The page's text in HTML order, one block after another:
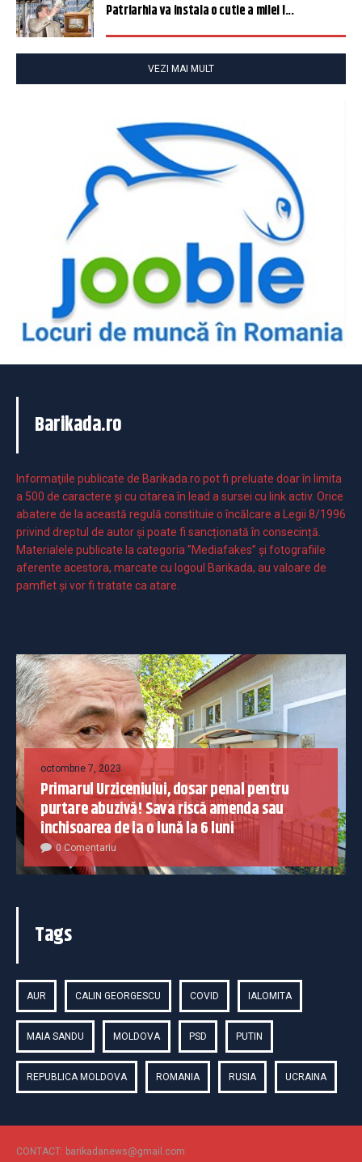
Patriarhia va instala o cutie a milei î...
VEZI MAI MULT
Barikada.ro
Informaţiile publicate de Barikada.ro pot fi preluate doar în limita
a 500 de caractere şi cu citarea în lead a sursei cu link activ. Orice
abatere de la această regulă constituie o încălcare a Legii 8/1996
privind dreptul de autor și poate fi sancționată în consecință.
Materialele publicate la categoria ”Mediafakes” și fotografiile
aferente acestora, marcate cu logoul Barikada, au valoare de
pamflet și vor fi tratate ca atare.
octombrie 7, 2023
Primarul Urziceniului, dosar penal pentru
purtare abuzivă! Sava riscă amenda sau
închisoarea de la o lună la 6 luni
0 Comentariu
Tags
AUR CALIN GEORGESCU COVID IALOMITA
MAIA SANDU MOLDOVA PSD PUTIN
REPUBLICA MOLDOVA ROMANIA RUSIA UCRAINA
CONTACT: barikadanews@gmail.com